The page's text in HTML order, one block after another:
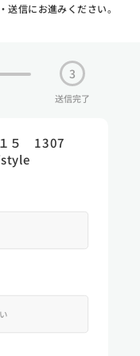
信にお進みください。
3
送信完了
１５ 1307
style